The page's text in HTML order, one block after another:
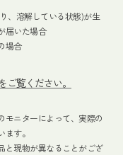
、溶解している状態)が生
届いた場合
場合
覧ください。
モニターによって、実際の
す。
と現物が異なることがござ